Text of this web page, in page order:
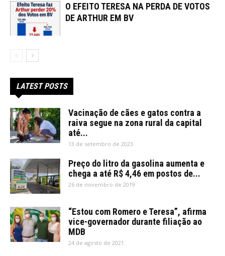
O EFEITO TERESA NA PERDA DE VOTOS
DE ARTHUR EM BV
LATEST POSTS
Vacinação de cães e gatos contra a
raiva segue na zona rural da capital
até...
13 de setembro de 2023
Preço do litro da gasolina aumenta e
chega a até R$ 4,46 em postos de...
26 de novembro de 2019
“Estou com Romero e Teresa”, afirma
vice-governador durante filiação ao
MDB
24 de agosto de 2021